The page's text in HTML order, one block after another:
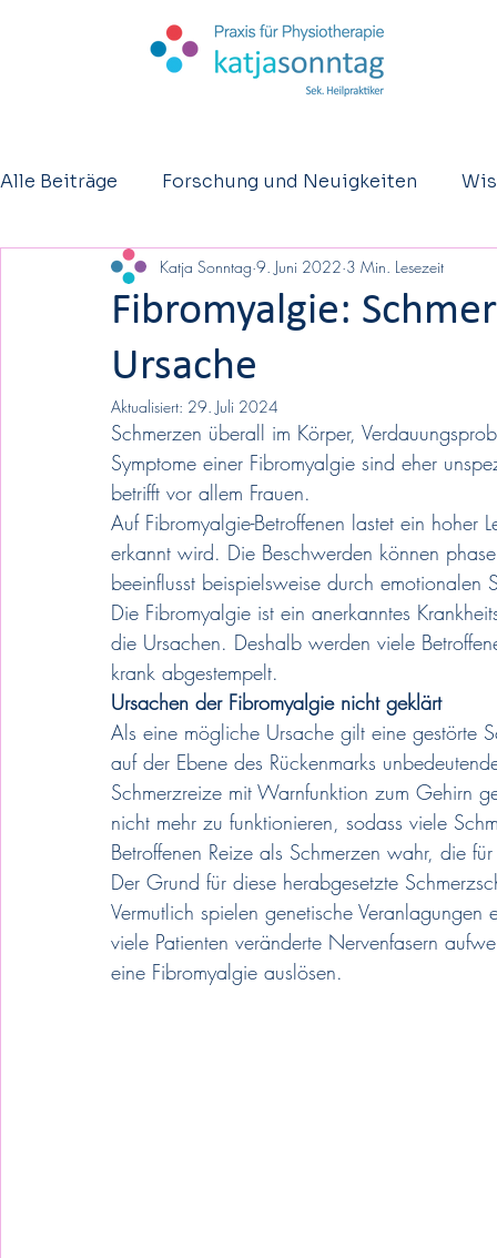
Alle Beiträge Forschung und Neuigkeiten
Kurzberichte Osteopathie Eltern -
Fibromyalgie:
Ursache
Katja Sonntag 9. Juni 2022 3 Min. Lesezeit
Aktualisiert: 29. Juli 2024
Schmerzen überall im Körper,
Symptome einer Fibromyalgie sind eher
betrifft vor allem Frauen.
Auf Fibromyalgie-Betroffenen lastet ein
erkannt wird. Die Beschwerden können
beeinflusst beispielsweise durch emotionalen
Die Fibromyalgie ist ein anerkanntes
die Ursachen. Deshalb werden viele
krank abgestempelt.
Ursachen der Fibromyalgie nicht geklärt
Als eine mögliche Ursache gilt eine gestörte
auf der Ebene des Rückenmarks
Schmerzreize mit Warnfunktion zum Gehirn
nicht mehr zu funktionieren, sodass viele
Betroffenen Reize als Schmerzen wahr, die
Der Grund für diese herabgesetzte
Vermutlich spielen genetische
viele Patienten veränderte Nervenfasern
eine Fibromyalgie auslösen.